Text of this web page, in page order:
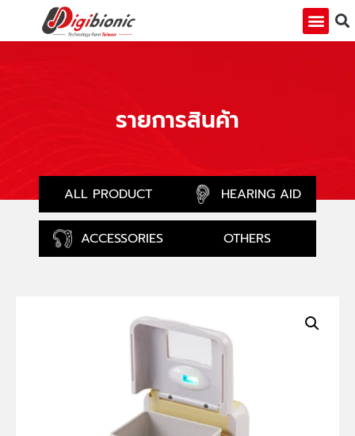
รายการสินค้า
ALL PRODUCT HEARING AID
ACCESSORIES OTHERS